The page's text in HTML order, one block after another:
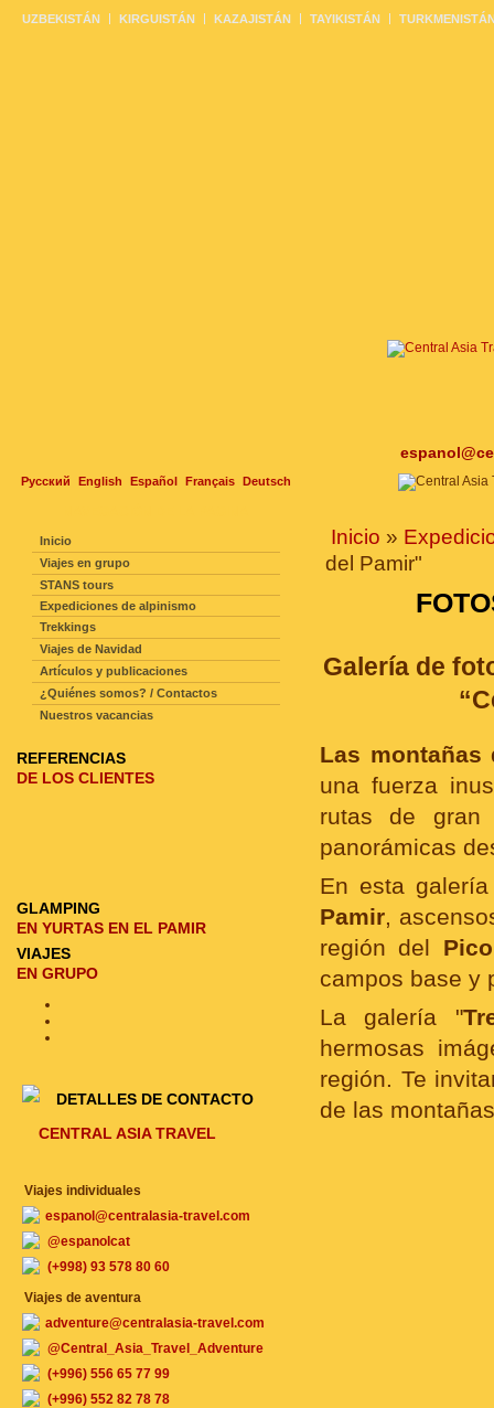
Русский English Español Français Deutsch
UZBEKISTÁN KIRGUISTÁN KAZAJISTÁN TAYIKISTÁN
Inicio »
del Pamir"
Galería de
Las montañas
una fuerza
rutas de gran
panorámicas
En esta
Pamir,
región del
campos base y
La galería "
hermosas
región. Te
de las
Inicio
Viajes en grupo
STANS tours
Expediciones de alpinismo
Trekkings
Viajes de Navidad
Artículos y publicaciones
¿Quiénes somos? / Contactos
Nuestros vacancias
REFERENCIAS
DE LOS CLIENTES
GLAMPING
EN YURTAS EN EL PAMIR
VIAJES
EN GRUPO
DETALLES DE CONTACTO
CENTRAL ASIA TRAVEL
Viajes individuales
espanol@centralasia-travel.com
@espanolcat
(+998) 93 578 80 60
Viajes de aventura
adventure@centralasia-travel.com
@Central_Asia_Travel_Adventure
(+996) 556 65 77 99
(+996) 552 82 78 78